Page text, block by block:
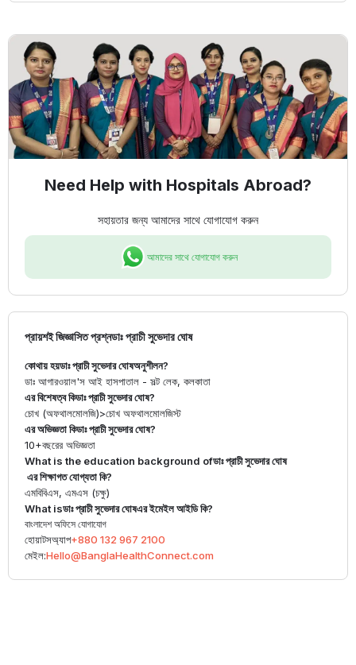
Need Help with Hospitals Abroad?
সহায়তার জন্য আমাদের সাথে যোগাযোগ করুন
আমাদের সাথে যোগাযোগ করুন
প্রায়শই জিজ্ঞাসিত প্রশ্নডাঃ প্রাচী সুভেদার ঘোষ
কোথায় হয়ডাঃ প্রাচী সুভেদার ঘোষঅনুশীলন?
ডাঃ আগারওয়াল'স আই হাসপাতাল - সল্ট লেক, কলকাতা
এর বিশেষত্ব কিডাঃ প্রাচী সুভেদার ঘোষ?
চোখ (অফথালমোলজি)>চোখ অফথালমোলজিস্ট
এর অভিজ্ঞতা কিডাঃ প্রাচী সুভেদার ঘোষ?
10+বছরের অভিজ্ঞতা
What is the education background ofডাঃ প্রাচী সুভেদার ঘোষ
এর শিক্ষাগত যোগ্যতা কি?
এমবিবিএস, এমএস (চক্ষু)
What isডাঃ প্রাচী সুভেদার ঘোষএর ইমেইল আইডি কি?
বাংলাদেশ অফিসে যোগাযোগ
হোয়াটসঅ্যাপ+880 132 967 2100
মেইল:Hello@BanglaHealthConnect.com